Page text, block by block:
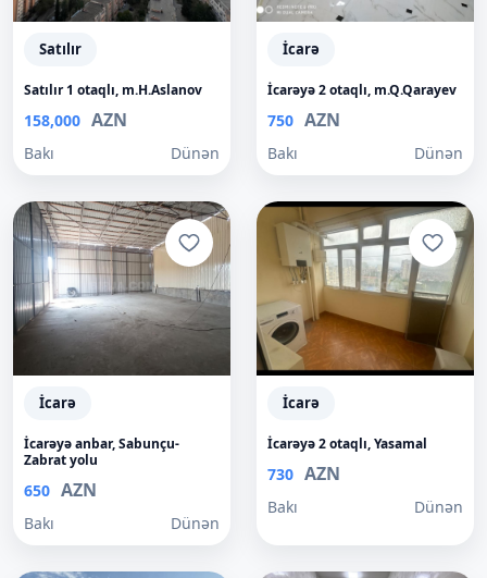
Satılır
Satılır 1 otaqlı, m.H.Aslanov
158,000 AZN
Bakı Dünən
İcarə
İcarəyə 2 otaqlı, m.Q.Qarayev
750 AZN
Bakı Dünən
İcarə
İcarəyə anbar, Sabunçu-
Zabrat yolu
650 AZN
Bakı Dünən
İcarə
İcarəyə 2 otaqlı, Yasamal
730 AZN
Bakı Dünən